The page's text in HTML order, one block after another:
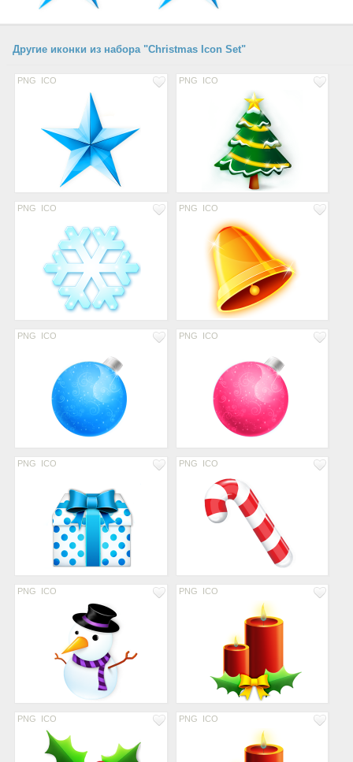
Другие иконки из набора "Christmas Icon Set"
PNG ICO PNG ICO
PNG ICO PNG ICO
PNG ICO PNG ICO
PNG ICO PNG ICO
PNG ICO PNG ICO
PNG ICO PNG ICO